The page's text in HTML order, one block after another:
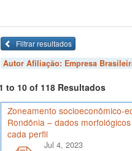
Filtrar resultados
Autor Afiliação: Empresa
to 10 of 118 Resultados
Zoneamento socioeconômico-
Rondônia – dados
cada perfil
Jul 4, 2023